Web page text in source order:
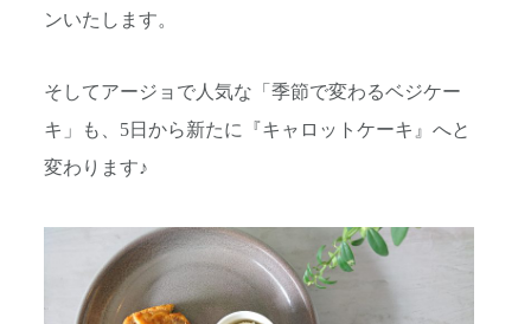
ンいたします。
そしてアージョで人気な「季節で変わるベジケー
キ」も、5日から新たに『キャロットケーキ』へと
変わります♪